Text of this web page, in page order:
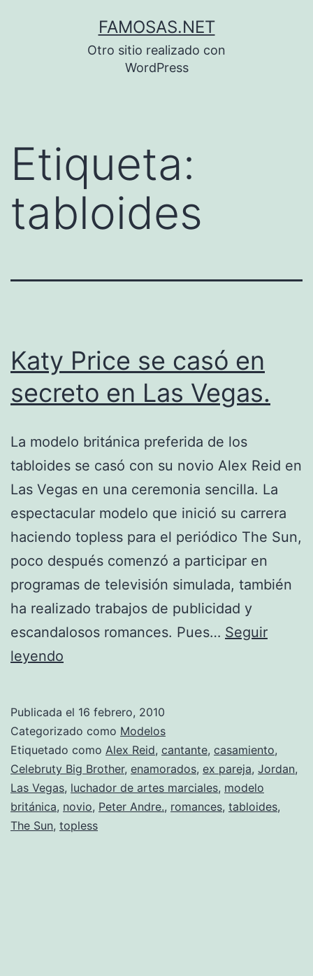
FAMOSAS.NET
Otro sitio realizado con
WordPress
Etiqueta:
tabloides
Katy Price se casó en
secreto en Las Vegas.
La modelo británica preferida de los
tabloides se casó con su novio Alex Reid en
Las Vegas en una ceremonia sencilla. La
espectacular modelo que inició su carrera
haciendo topless para el periódico The Sun,
poco después comenzó a participar en
programas de televisión simulada, también
ha realizado trabajos de publicidad y
escandalosos romances. Pues… Seguir
leyendo
casó
en
secreto
en
Las
Publicada el 16 febrero, 2010
Categorizado como Modelos
Etiquetado como Alex Reid, cantante, casamiento,
Celebruty Big Brother, enamorados, ex pareja, Jordan,
Las Vegas, luchador de artes marciales, modelo
británica, novio, Peter Andre., romances, tabloides,
The Sun, topless